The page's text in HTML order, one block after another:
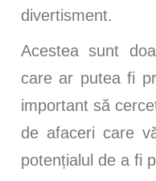
divertisment.
Acestea sunt
care ar putea fi
important să
de afaceri care
potențialul de a fi